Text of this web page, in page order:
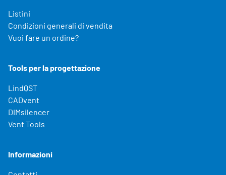
Listini
Condizioni generali di vendita
Vuoi fare un ordine?
Tools per la progettazione
LindQST
CADvent
DIMsilencer
Vent Tools
Informazioni